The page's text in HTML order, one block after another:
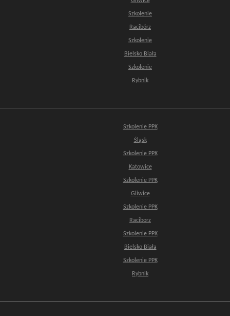
Szkolenie
Racibórz
Szkolenie
Bielsko Biała
Szkolenie
Rybnik
Szkolenie PPK
Śląsk
Szkolenie PPK
Katowice
Szkolenie PPK
Gliwice
Szkolenie PPK
Raciborz
Szkolenie PPK
Bielsko Biała
Szkolenie PPK
Rybnik